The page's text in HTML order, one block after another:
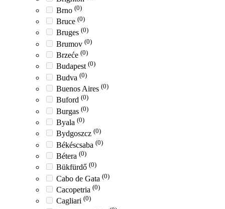
Brno (0)
Bruce (0)
Bruges (0)
Brumov (0)
Brzeće (0)
Budapest (0)
Budva (0)
Buenos Aires (0)
Buford (0)
Burgas (0)
Byala (0)
Bydgoszcz (0)
Békéscsaba (0)
Bétera (0)
Bükfürdő (0)
Cabo de Gata (0)
Cacopetria (0)
Cagliari (0)